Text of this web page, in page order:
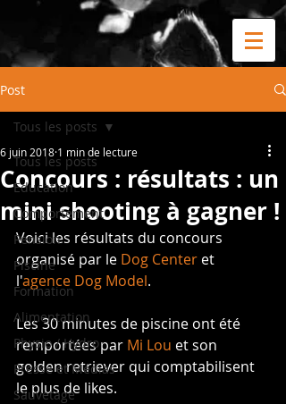
Post
Tous les posts
Education
Comportement
Pension
Piscine
Formation
Alimentation
Physio / Hydro
Presse et Médias
Sauvetage
Tous les posts
Concours : résultats : un
mini shooting à gagner !
6 juin 2018 1 min de lecture
Voici les résultats du concours
organisé par le Dog Center et
l'agence Dog Model.
Les 30 minutes de piscine ont été
remportées par Mi Lou et son
golden retriever qui comptabilisent
le plus de likes.